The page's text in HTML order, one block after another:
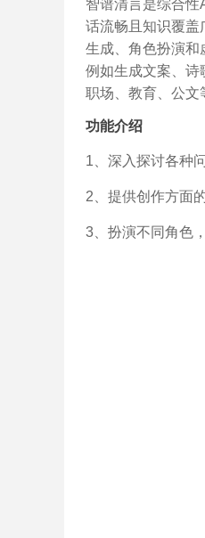
智谱清言是综合
话流畅且知识覆盖
生成、角色扮演和
例如生成文案、诗
职场、教育、公文
功能介绍
1、深入探讨各种
2、提供创作方面
3、扮演不同角色